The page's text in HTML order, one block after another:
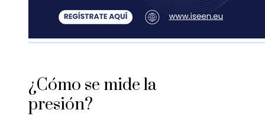
¿Cómo se mide la
presión?